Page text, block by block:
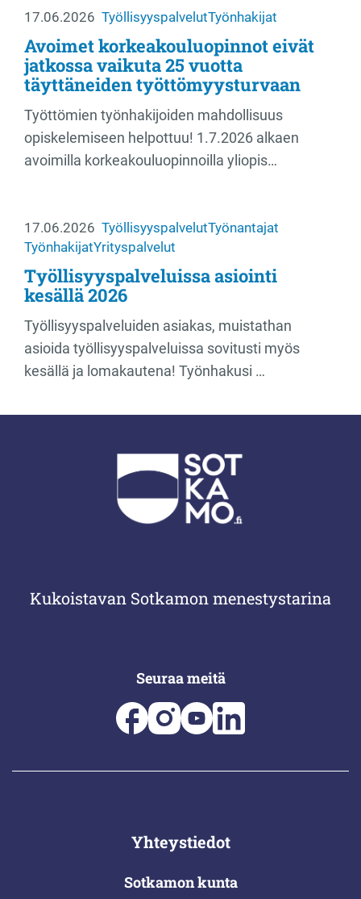
17.06.2026 TyöllisyyspalvelutTyönhakijat
Avoimet korkeakouluopinnot eivät
jatkossa vaikuta 25 vuotta
täyttäneiden työttömyysturvaan
Työttömien työnhakijoiden mahdollisuus
opiskelemiseen helpottuu! 1.7.2026 alkaen
avoimilla korkeakouluopinnoilla yliopis…
17.06.2026 TyöllisyyspalvelutTyönantajat
TyönhakijatYrityspalvelut
Työllisyyspalveluissa asiointi
kesällä 2026
Työllisyyspalveluiden asiakas, muistathan
asioida työllisyyspalveluissa sovitusti myös
kesällä ja lomakautena! Työnhakusi …
Kukoistavan Sotkamon menestystarina
Seuraa meitä
Yhteystiedot
Sotkamon kunta